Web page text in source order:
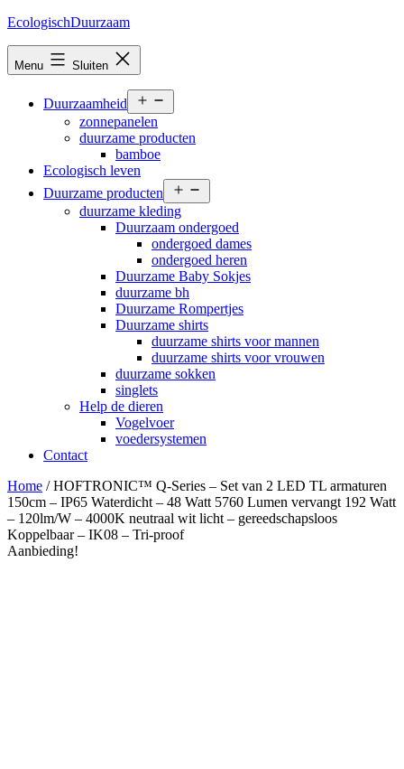
Ga
inhoud
EcologischDuurzaam
Menu Sluiten
Duurzaamheid
menu
zonnepanelen
duurzame producten
bamboe
Ecologisch leven
Duurzame producten
menu
duurzame kleding
Duurzaam ondergoed
ondergoed dames
ondergoed heren
Duurzame Baby Sokjes
duurzame bh
Duurzame Rompertjes
Duurzame shirts
duurzame shirts voor mannen
duurzame shirts voor vrouwen
duurzame sokken
singlets
Help de dieren
Vogelvoer
voedersystemen
Contact
Home / HOFTRONIC™ Q-Series – Set van 2 LED TL armaturen
150cm – IP65 Waterdicht – 48 Watt 5760 Lumen vervangt 192 Watt
– 120lm/W – 4000K neutraal wit licht – gereedschapsloos
Koppelbaar – IK08 – Tri-proof
Aanbieding!